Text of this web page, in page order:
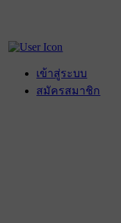
เข้าสู่ระบบ
สมัครสมาชิก